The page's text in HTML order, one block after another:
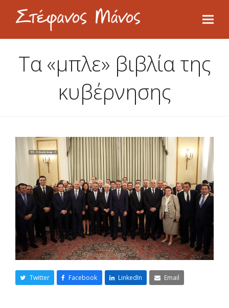
Τα «μπλε» βιβλία της
κυβέρνησης
Twitter Facebook LinkedIn Email